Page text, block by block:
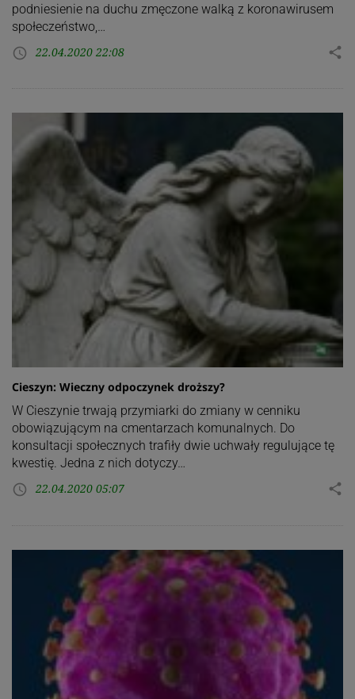
podniesienie na duchu zmęczone walką z koronawirusem
społeczeństwo,…
access_time 22.04.2020 22:08 share
Cieszyn: Wieczny odpoczynek droższy?
W Cieszynie trwają przymiarki do zmiany w cenniku
obowiązującym na cmentarzach komunalnych. Do
konsultacji społecznych trafiły dwie uchwały regulujące tę
kwestię. Jedna z nich dotyczy…
access_time 22.04.2020 05:07 share